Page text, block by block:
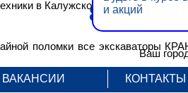
8 (800)
Ваш
ВАКАНСИИ КОНТАКТЫ
в Калужской области.
поломки все экскаваторы
и акций